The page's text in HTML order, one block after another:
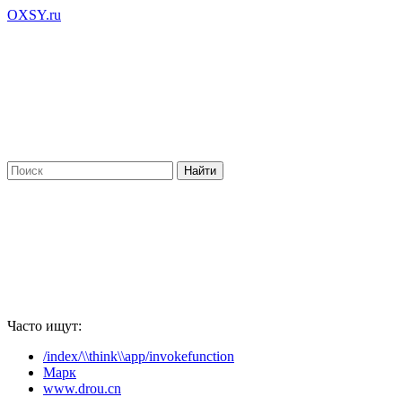
OXSY.ru
Часто ищут:
/index/\\think\\app/invokefunction
Марк
www.drou.cn